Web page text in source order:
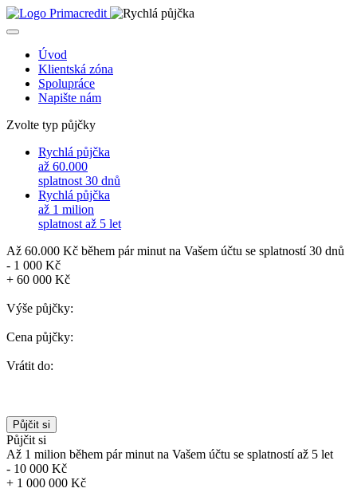
Přejít k hlavnímu obsahu
Úvod
Klientská zóna
Spolupráce
Napište nám
Zvolte typ půjčky
Rychlá půjčka
až 60.000
splatnost 30 dnů
Rychlá půjčka
až 1 milion
splatnost až 5 let
Až 60.000 Kč během pár minut na Vašem účtu se splatností 30 dnů
- 1 000 Kč
+ 60 000 Kč
Výše půjčky:
Cena půjčky:
Vrátit do:
Půjčit si
Až 1 milion během pár minut na Vašem účtu se splatností až 5 let
- 10 000 Kč
+ 1 000 000 Kč